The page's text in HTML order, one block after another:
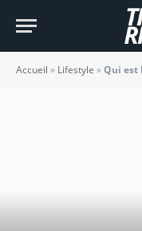
Accueil » Lifestyle »Qui est